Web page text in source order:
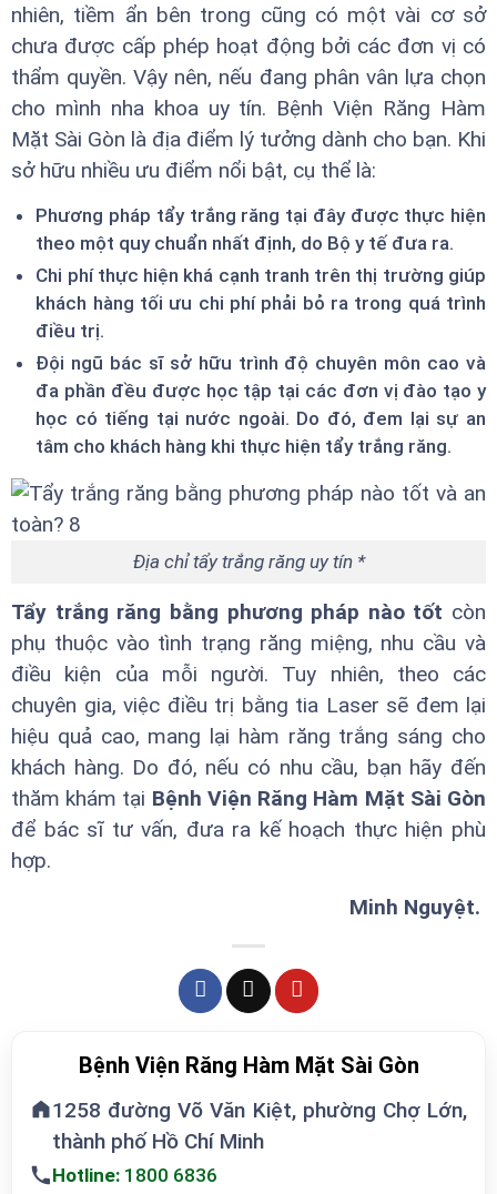
nhiên, tiềm ẩn bên trong cũng có một vài cơ sở
chưa được cấp phép hoạt động bởi các đơn vị có
thẩm quyền. Vậy nên, nếu đang phân vân lựa chọn
cho mình nha khoa uy tín. Bệnh Viện Răng Hàm
Mặt Sài Gòn là địa điểm lý tưởng dành cho bạn. Khi
sở hữu nhiều ưu điểm nổi bật, cụ thể là:
Phương pháp tẩy trắng răng tại đây được thực hiện
theo một quy chuẩn nhất định, do Bộ y tế đưa ra.
Chi phí thực hiện khá cạnh tranh trên thị trường giúp
khách hàng tối ưu chi phí phải bỏ ra trong quá trình
điều trị.
Đội ngũ bác sĩ sở hữu trình độ chuyên môn cao và
đa phần đều được học tập tại các đơn vị đào tạo y
học có tiếng tại nước ngoài. Do đó, đem lại sự an
tâm cho khách hàng khi thực hiện tẩy trắng răng.
Địa chỉ tẩy trắng răng uy tín *
Tẩy trắng răng bằng phương pháp nào tốt còn
phụ thuộc vào tình trạng răng miệng, nhu cầu và
điều kiện của mỗi người. Tuy nhiên, theo các
chuyên gia, việc điều trị bằng tia Laser sẽ đem lại
hiệu quả cao, mang lại hàm răng trắng sáng cho
khách hàng. Do đó, nếu có nhu cầu, bạn hãy đến
thăm khám tại Bệnh Viện Răng Hàm Mặt Sài Gòn
để bác sĩ tư vấn, đưa ra kế hoạch thực hiện phù
hợp.
Minh Nguyệt.
Bệnh Viện Răng Hàm Mặt Sài Gòn
1258 đường Võ Văn Kiệt, phường Chợ Lớn,
thành phố Hồ Chí Minh
Hotline: 1800 6836